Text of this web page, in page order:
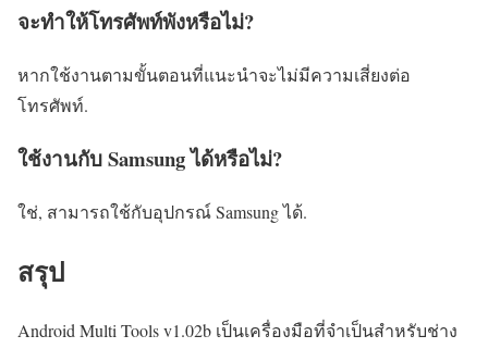
จะทำให้โทรศัพท์พังหรือไม่?
หากใช้งานตามขั้นตอนที่แนะนำจะไม่มีความเสี่ยงต่อ
โทรศัพท์.
ใช้งานกับ Samsung ได้หรือไม่?
ใช่, สามารถใช้กับอุปกรณ์ Samsung ได้.
สรุป
Android Multi Tools v1.02b เป็นเครื่องมือที่จำเป็นสำหรับช่าง